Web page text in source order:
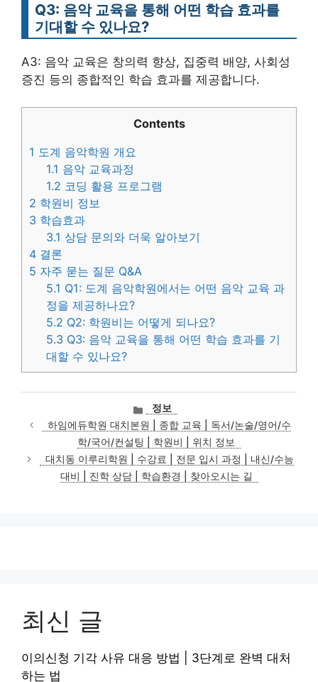
Q3: 음악 교육을 통해 어떤 학습 효과를
기대할 수 있나요?
A3: 음악 교육은 창의력 향상, 집중력 배양, 사회성
증진 등의 종합적인 학습 효과를 제공합니다.
Contents
1 도계 음악학원 개요
1.1 음악 교육과정
1.2 코딩 활용 프로그램
2 학원비 정보
3 학습효과
3.1 상담 문의와 더욱 알아보기
4 결론
5 자주 묻는 질문 Q&A
5.1 Q1: 도계 음악학원에서는 어떤 음악 교육 과
정을 제공하나요?
5.2 Q2: 학원비는 어떻게 되나요?
5.3 Q3: 음악 교육을 통해 어떤 학습 효과를 기
대할 수 있나요?
카
테
고
리
정보
하임에듀학원 대치본원 | 종합 교육 | 독서/논술/영어/수
학/국어/컨설팅 | 학원비 | 위치 정보
대치동 이루리학원 | 수강료 | 전문 입시 과정 | 내신/수능
대비 | 진학 상담 | 학습환경 | 찾아오시는 길
최신 글
이의신청 기각 사유 대응 방법 | 3단계로 완벽 대처
하는 법